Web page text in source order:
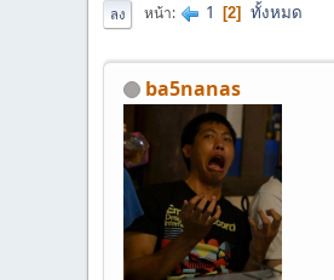
ลง หน้า 1 2 ทั้งหมด
ba5nanas